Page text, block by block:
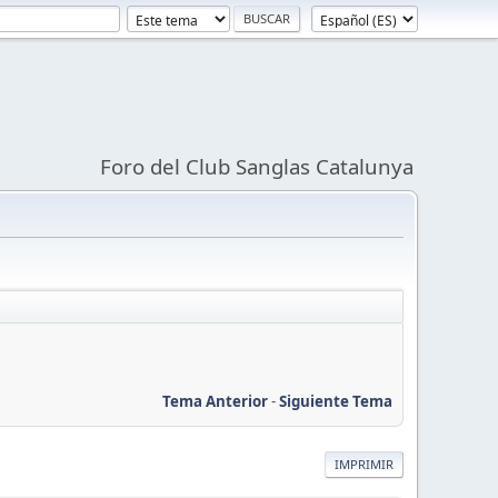
Foro del Club Sanglas Catalunya
Tema Anterior-Siguiente Tema
IMPRIMIR